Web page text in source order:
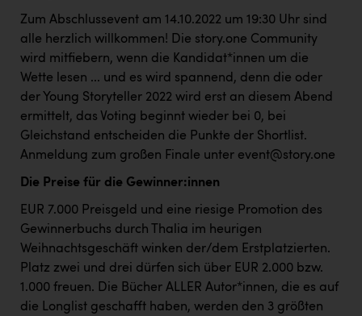
Vorlagenportal
Wir besiegen Krebs
Wirtschaftskammer OÖ
ZGONC
ZULuft - Zukunft Luft Austria
Österreichisches Hebammengremium
Wirtschaftskammer OÖ Energiehandel
Dopgas
kunden basics
Zum Abschlussevent am 14.10.2022 um 19:30 Uhr sind
alle herzlich willkommen! Die story.one Community
wird mitfiebern, wenn die Kandidat*innen um die
Wette lesen ... und es wird spannend, denn die oder
der Young Storyteller 2022 wird erst an diesem Abend
ermittelt, das Voting beginnt wieder bei 0, bei
Gleichstand entscheiden die Punkte der Shortlist.
Anmeldung zum großen Finale unter event@story.one
Die Preise für die Gewinner:innen
EUR 7.000 Preisgeld und eine riesige Promotion des
Gewinnerbuchs durch Thalia im heurigen
Weihnachtsgeschäft winken der/dem Erstplatzierten.
Platz zwei und drei dürfen sich über EUR 2.000 bzw.
1.000 freuen. Die Bücher ALLER Autor*innen, die es auf
die Longlist geschafft haben, werden den 3 größten